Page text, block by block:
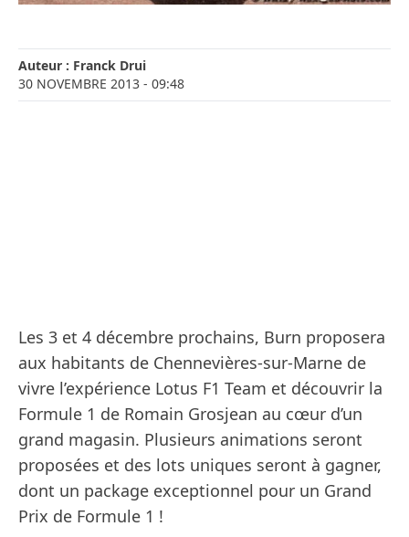
Auteur : Franck Drui
30 NOVEMBRE 2013 - 09:48
Les 3 et 4 décembre prochains, Burn proposera
aux habitants de Chennevières-sur-Marne de
vivre l’expérience Lotus F1 Team et découvrir la
Formule 1 de Romain Grosjean au cœur d’un
grand magasin. Plusieurs animations seront
proposées et des lots uniques seront à gagner,
dont un package exceptionnel pour un Grand
Prix de Formule 1 !